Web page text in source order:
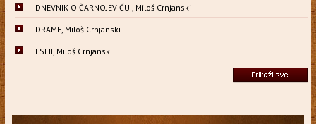
DNEVNIK O ČARNOJEVIĆU , Miloš Crnjanski
DRAME, Miloš Crnjanski
ESEJI, Miloš Crnjanski